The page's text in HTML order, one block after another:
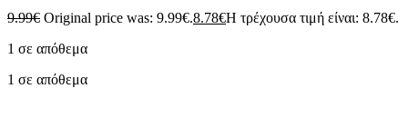
9.99€ Original price was: 9.99€.8.78€Η τρέχουσα τιμή είναι: 8.78€.
1 σε απόθεμα
1 σε απόθεμα